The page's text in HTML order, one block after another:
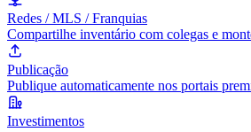
Redes / MLS / Franquias
Compartilhe inventário com colegas e
Publicação
Publique automaticamente nos portais
Investimentos